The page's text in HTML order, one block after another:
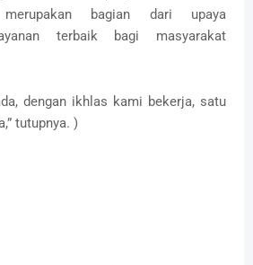
bagian dari upaya
terbaik bagi masyarakat
dengan ikhlas kami bekerja, satu
tutupnya. )